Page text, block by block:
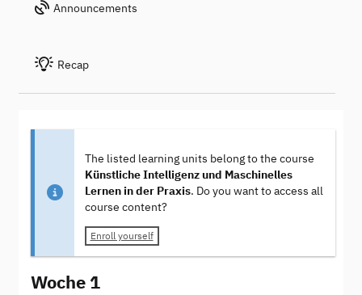
Announcements
Recap
The listed learning units belong to the course
Künstliche Intelligenz und Maschinelles
Lernen in der Praxis. Do you want to access all
course content?
Enroll yourself
Woche 1